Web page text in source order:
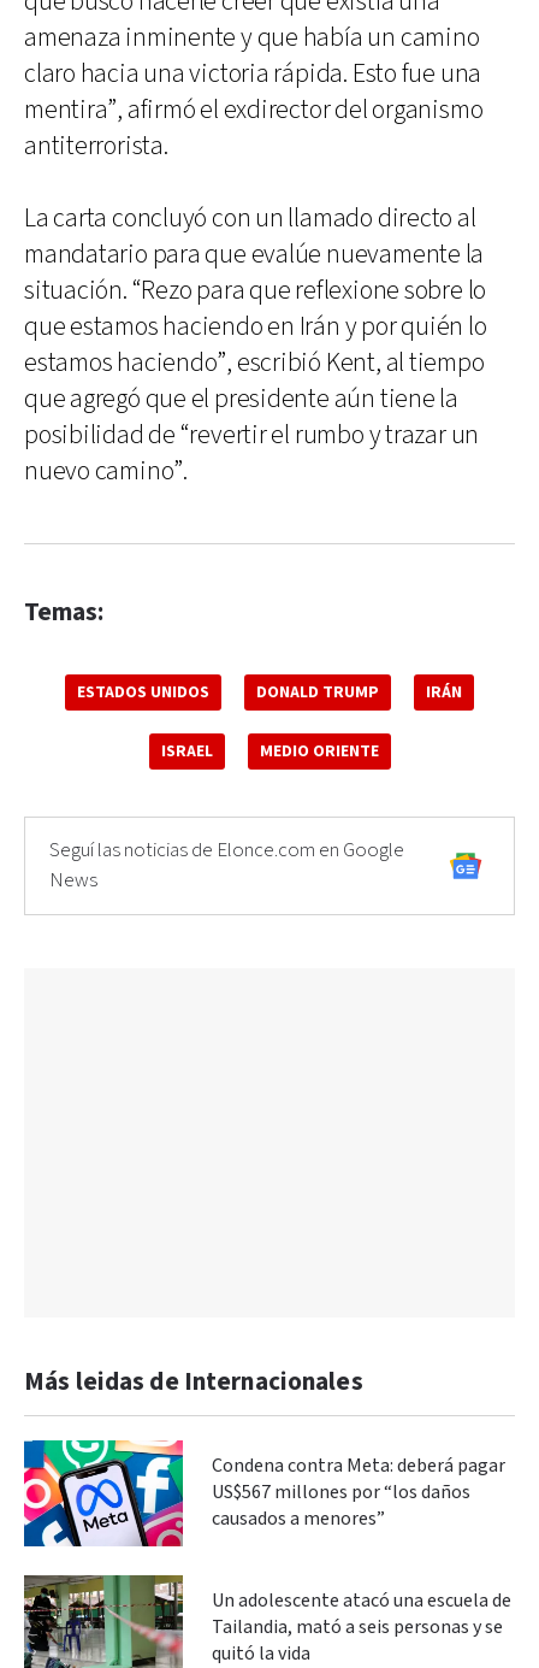
amenaza inminente y que había un camino
claro hacia una victoria rápida. Esto fue una
mentira”, afirmó el exdirector del organismo
antiterrorista.
La carta concluyó con un llamado directo al
mandatario para que evalúe nuevamente la
situación. “Rezo para que reflexione sobre lo
que estamos haciendo en Irán y por quién lo
estamos haciendo”, escribió Kent, al tiempo
que agregó que el presidente aún tiene la
posibilidad de “revertir el rumbo y trazar un
nuevo camino”.
Temas:
ESTADOS UNIDOS DONALD TRUMP IRÁN
ISRAEL MEDIO ORIENTE
Seguí las noticias de Elonce.com en Google
News
Más leidas de Internacionales
Condena contra Meta: deberá pagar
US$567 millones por “los daños
causados a menores”
Un adolescente atacó una escuela de
Tailandia, mató a seis personas y se
quitó la vida